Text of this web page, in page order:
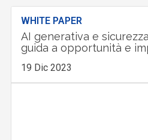
WHITE PAPER
AI generativa e
guida a opportunità e
19 Dic 2023